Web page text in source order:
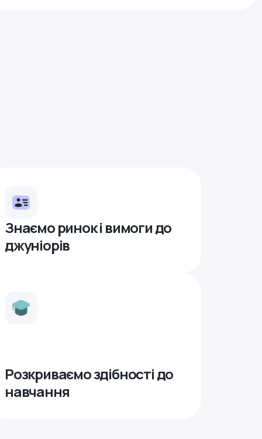
Знаємо ринок і вимоги до
джуніорів
Розкриваємо здібності до
навчання